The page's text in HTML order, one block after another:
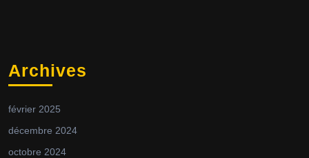
Archives
février 2025
décembre 2024
octobre 2024